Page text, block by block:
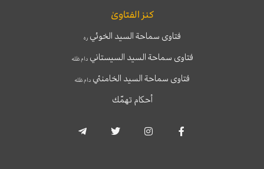
كنز الفتاوىٰ
فتاوى سماحة السيد الخوئيره
فتاوى سماحة السيد السيستانيدام ظله
فتاوى سماحة السيد الخامنئي دام ظله
أحكام تهمّك
c
s
i
l